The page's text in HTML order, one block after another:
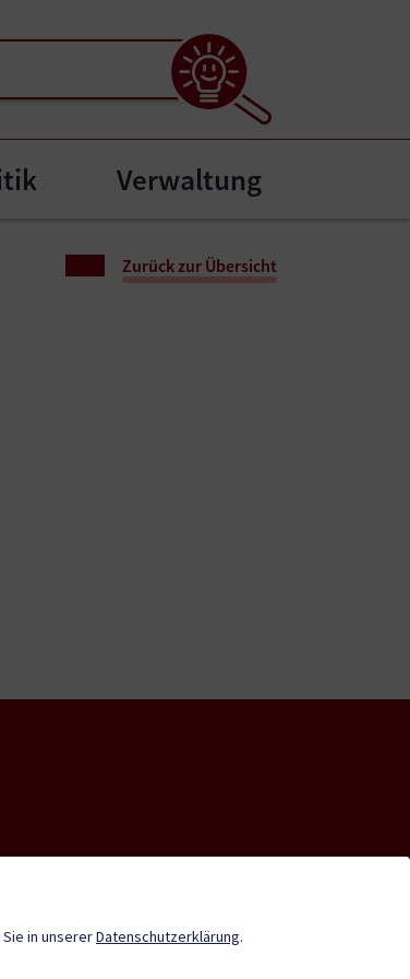
"Bürgerservice"
Verwaltung
Zurück zur Übersicht
in unsererDatenschutzerklärung.